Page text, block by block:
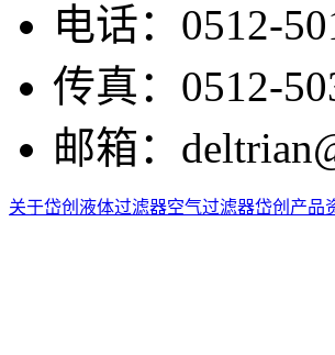
电话： 0512-
传真： 0512-
邮箱：
关于岱创 液体过滤器空气过滤器岱创产品